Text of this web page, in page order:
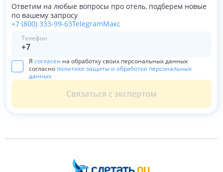
Ответим на любые вопросы про отель, подберем новые
по вашему запросу
+7 (800) 333-99-63TelegramМакс
Телефон
Я согласен на обработку своих персональных данных
согласно политике защиты и обработки персональных
данных
Связаться с экспертом